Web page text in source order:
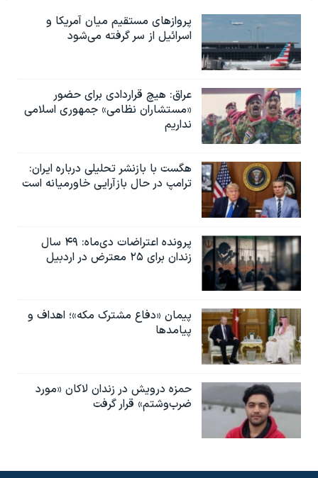
پروازهای مستقیم میان آمریکا و
اسرائیل از سر گرفته می‌شود
عراق: هیچ قراردادی برای حضور
«مستشاران نظامی» جمهوری اسلامی
نداریم
هگست با بازنشر تحلیلی درباره ایران:
ترامپ در حال بازآرایی خاورمیانه است
پرونده اعتراضات دی‌ماه: ۴۹ سال
زندان برای ۲۵ معترض در اردبیل
پیمان «دفاع مشترک مکه»؛ اهداف و
پیامدها
حمزه درویش در زندان لاکان «مورد
ضرب‌وشتم» قرار گرفت